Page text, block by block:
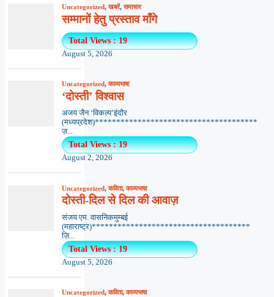
Uncategorized,खबरें,समाचार
सम्मानों हेतु प्रस्ताव माँगे
Total Views : 19
August 5, 2026
Uncategorized,काव्यभाषा
‘दोस्ती’ विश्वास
अजय जैन ‘विकल्प’इंदौर
(मध्यप्रदेश)**************************************
ज़...
Total Views : 19
August 2, 2026
Uncategorized,कविता,काव्यभाषा
दोस्ती-दिल से दिल की आवाज़
संजय एम. वासनिकमुम्बई
(महाराष्ट्र)*************************************
ज़ि...
Total Views : 19
August 5, 2026
Uncategorized,कविता,काव्यभाषा